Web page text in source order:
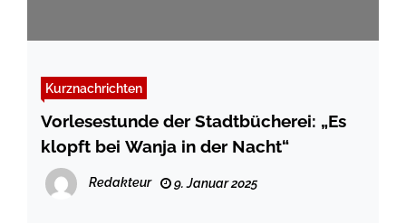
Kurznachrichten
Vorlesestunde der Stadtbücherei: „Es
klopft bei Wanja in der Nacht“
Redakteur 9. Januar 2025